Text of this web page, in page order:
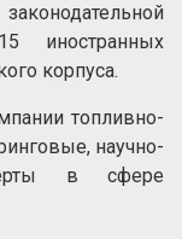
иностранных
корпуса.
топливно-
научно-
в сфере